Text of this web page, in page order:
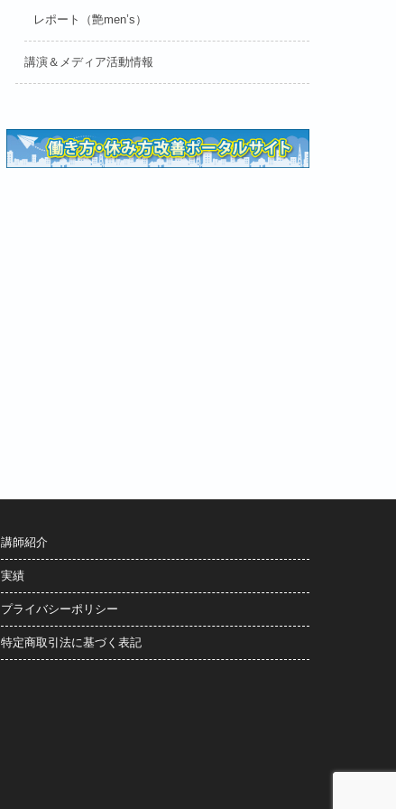
レポート（艶men’s）
講演＆メディア活動情報
講師紹介
実績
プライバシーポリシー
特定商取引法に基づく表記